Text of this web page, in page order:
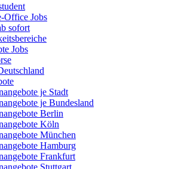
Office Jobs
sofort
Jobs
je Stadt
je Bundesland
Berlin
Köln
München
Hamburg
Frankfurt
Stuttgart